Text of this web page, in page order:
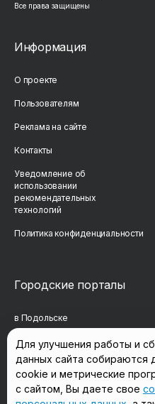
Все права защищены
Информация
О проекте
Пользователям
Реклама на сайте
Контакты
Уведомление об
использовании
рекомендательных
технологий
Политика конфиденциальности
Городские порталы
в Подольске
в Мытищах
в Реутове
в Балашихе
Для улучшения работы и
данных сайта собираются
cookie и метрические
с сайтом, Вы даете свое